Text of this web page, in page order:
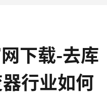
下载-去库
行业如何